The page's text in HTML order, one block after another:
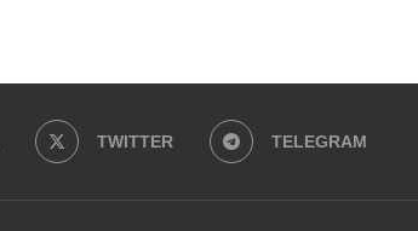
TWITTER TELEGRAM